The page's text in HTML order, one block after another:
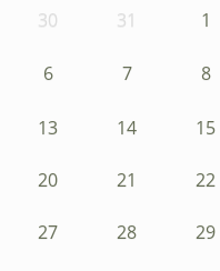
30 31 1
6 7 8
13 14 15
20 21 22
27 28 29